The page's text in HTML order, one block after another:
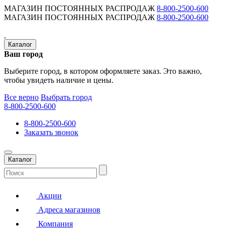
МАГАЗИН ПОСТОЯННЫХ РАСПРОДАЖ 8-800-2500-600
МАГАЗИН ПОСТОЯННЫХ РАСПРОДАЖ 8-800-2500-600
Каталог
Ваш город
Выберите город, в котором оформляете заказ. Это важно,
чтобы увидеть наличие и цены.
Все верно Выбрать город
8-800-2500-600
8-800-2500-600
Заказать звонок
Каталог
Акции
Адреса магазинов
Компания